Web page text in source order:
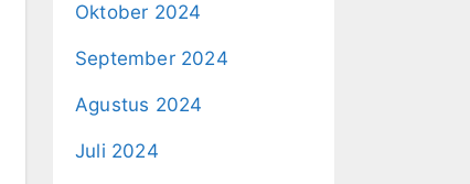
Oktober 2024
September 2024
Agustus 2024
Juli 2024